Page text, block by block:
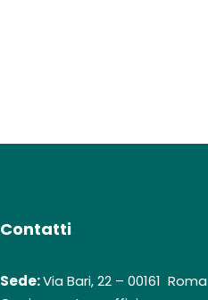
Contatti
Sede:Via Bari, 22 – 00161 Roma